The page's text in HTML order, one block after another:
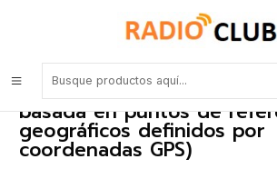
Waypoint Navigation (Navegación basada en
geográficos definidos por coordenadas GPS)
Waypoint Navigation
basada en puntos de
geográficos definidos por
coordenadas GPS)